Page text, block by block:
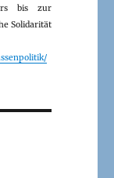
bis zur
Solidarität